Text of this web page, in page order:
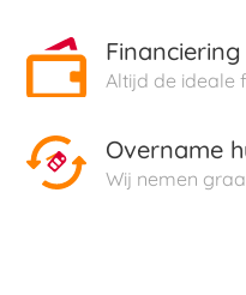
Altijd de ideale
Overname
Wij nemen